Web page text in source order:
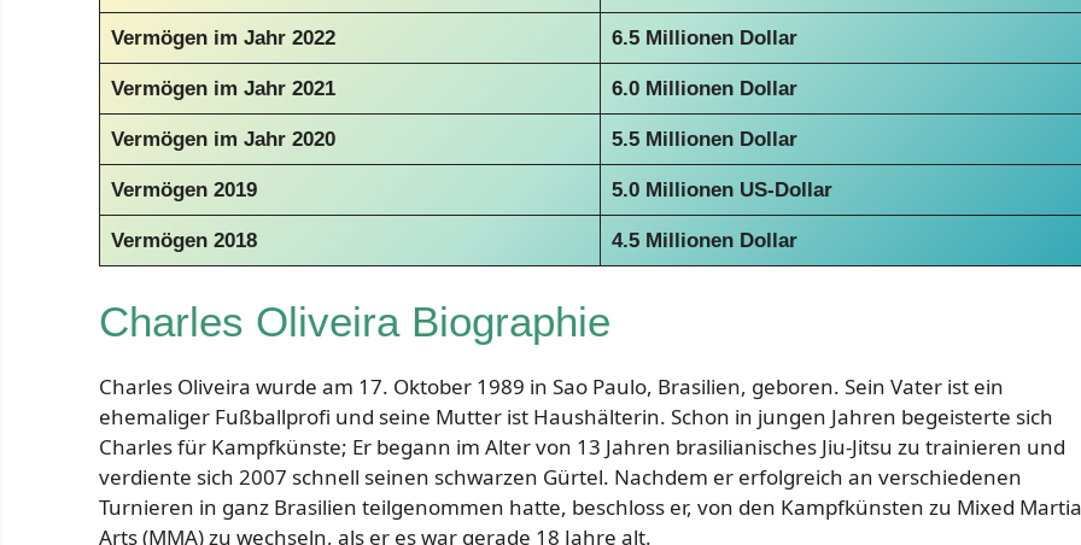
Vermögen im Jahr 2022 6.5 Millionen Dollar
Vermögen im Jahr 2021 6.0 Millionen Dollar
Vermögen im Jahr 2020 5.5 Millionen Dollar
Vermögen 2019 5.0 Millionen US-Dollar
Vermögen 2018 4.5 Millionen Dollar
Charles Oliveira Biographie
Charles Oliveira wurde am 17. Oktober 1989 in Sao Paulo, Brasilien, geboren. Sein Vater ist ein
ehemaliger Fußballprofi und seine Mutter ist Haushälterin. Schon in jungen Jahren begeisterte sich
Charles für Kampfkünste; Er begann im Alter von 13 Jahren brasilianisches Jiu-Jitsu zu trainieren und
verdiente sich 2007 schnell seinen schwarzen Gürtel. Nachdem er erfolgreich an verschiedenen
Turnieren in ganz Brasilien teilgenommen hatte, beschloss er, von den Kampfkünsten zu Mixed
Arts (MMA) zu wechseln, als er es war gerade 18 Jahre alt.